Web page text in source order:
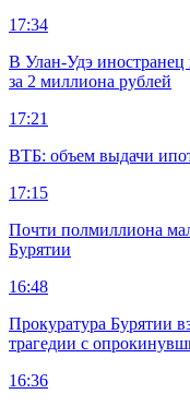
17:34
В Улан-Удэ иностранец
за 2 миллиона рублей
17:21
ВТБ: объем выдачи
17:15
Почти полмиллиона
Бурятии
16:48
Прокуратура Бурятии
трагедии с
16:36